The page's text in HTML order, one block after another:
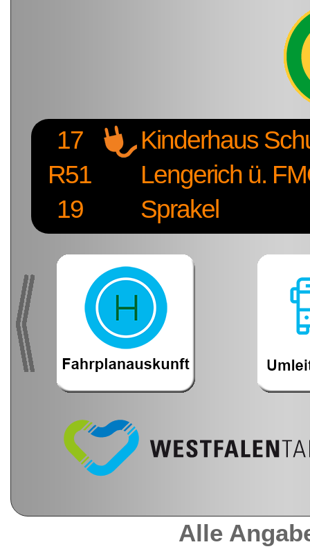
17
Kinderhaus
R51
Lengerich ü.
19
Sprakel
Alle